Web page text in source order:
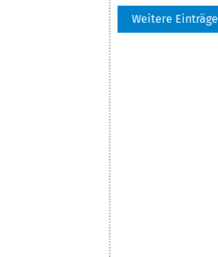
Weitere Einträge